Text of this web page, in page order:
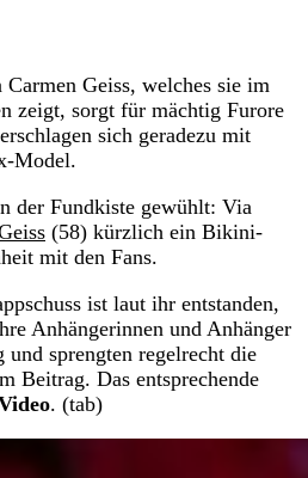
Geiss, welches sie im
zeigt, sorgt für mächtig Furore
sich geradezu mit
Model.
der Fundkiste gewühlt: Via
(58) kürzlich ein Bikini-
mit den Fans.
ist laut ihr entstanden,
Anhängerinnen und Anhänger
sprengten regelrecht die
Beitrag. Das entsprechende
. (tab)